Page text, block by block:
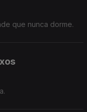
que nunca dorme.